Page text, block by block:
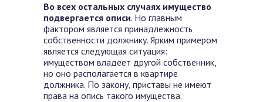
Во всех остальных случаях имущество
подвергается описи. Но главным
фактором является принадлежность
собственности должнику. Ярким примером
является следующая ситуация:
имуществом владеет другой собственник,
но оно располагается в квартире
должника. По закону, приставы не имеют
права на опись такого имущества.